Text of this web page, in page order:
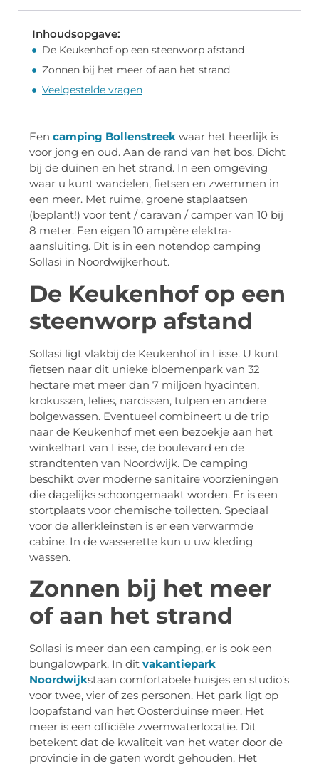
Inhoudsopgave:
De Keukenhof op een steenworp afstand
Zonnen bij het meer of aan het strand
Veelgestelde vragen
Een camping Bollenstreek waar het heerlijk is
voor jong en oud. Aan de rand van het bos. Dicht
bij de duinen en het strand. In een omgeving
waar u kunt wandelen, fietsen en zwemmen in
een meer. Met ruime, groene staplaatsen
(beplant!) voor tent / caravan / camper van 10 bij
8 meter. Een eigen 10 ampère elektra-
aansluiting. Dit is in een notendop camping
Sollasi in Noordwijkerhout.
De Keukenhof op een
steenworp afstand
Sollasi ligt vlakbij de Keukenhof in Lisse. U kunt
fietsen naar dit unieke bloemenpark van 32
hectare met meer dan 7 miljoen hyacinten,
krokussen, lelies, narcissen, tulpen en andere
bolgewassen. Eventueel combineert u de trip
naar de Keukenhof met een bezoekje aan het
winkelhart van Lisse, de boulevard en de
strandtenten van Noordwijk. De camping
beschikt over moderne sanitaire voorzieningen
die dagelijks schoongemaakt worden. Er is een
stortplaats voor chemische toiletten. Speciaal
voor de allerkleinsten is er een verwarmde
cabine. In de wasserette kun u uw kleding
wassen.
Zonnen bij het meer
of aan het strand
Sollasi is meer dan een camping, er is ook een
bungalowpark. In dit vakantiepark
Noordwijkstaan comfortabele huisjes en studio’s
voor twee, vier of zes personen. Het park ligt op
loopafstand van het Oosterduinse meer. Het
meer is een officiële zwemwaterlocatie. Dit
betekent dat de kwaliteit van het water door de
provincie in de gaten wordt gehouden. Het